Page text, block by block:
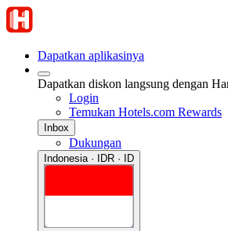
Dapatkan aplikasinya
Dapatkan diskon langsung dengan
Login
Temukan Hotels.com Rewards
Inbox
Dukungan
Indonesia · IDR · ID